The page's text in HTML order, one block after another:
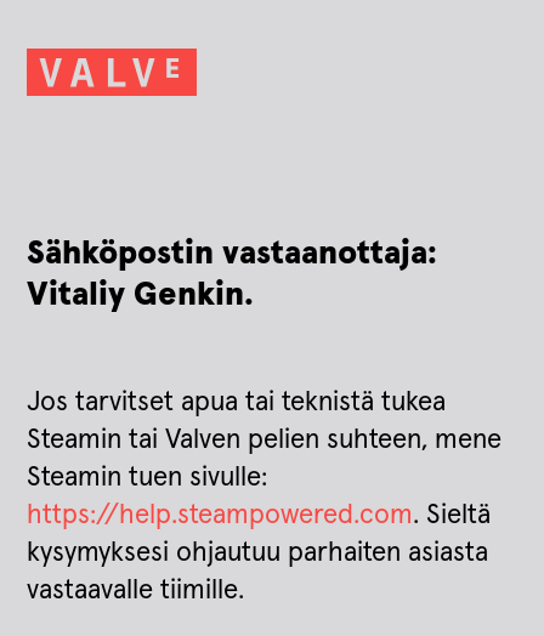
Sähköpostin vastaanottaja:
Vitaliy Genkin.
Jos tarvitset apua tai teknistä tukea
Steamin tai Valven pelien suhteen, mene
Steamin tuen sivulle:
https://help.steampowered.com. Sieltä
kysymyksesi ohjautuu parhaiten asiasta
vastaavalle tiimille.